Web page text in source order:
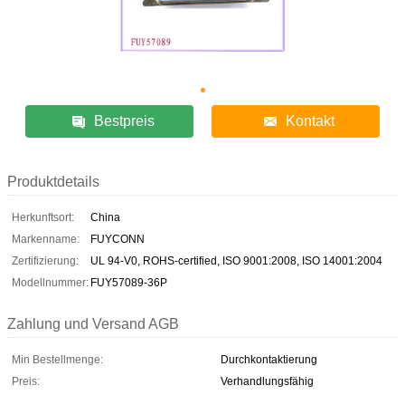
Bestpreis Kontakt
Produktdetails
Herkunftsort:
China
Markenname:
FUYCONN
Zertifizierung:
UL 94-V0, ROHS-certified, ISO 9001:2008, ISO 14001:2004
Modellnummer: FUY57089-36P
Zahlung und Versand AGB
Min Bestellmenge:
Durchkontaktierung
Preis:
Verhandlungsfähig